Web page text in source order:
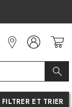
FILTRER ET TRIER